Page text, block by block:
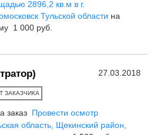
2896,2 кв.м в г.
Тульской области на
1 000 руб.
27.03.2018
ЗАКАЗЧИКА
заказ Провести осмотр
область, Щекинский район,